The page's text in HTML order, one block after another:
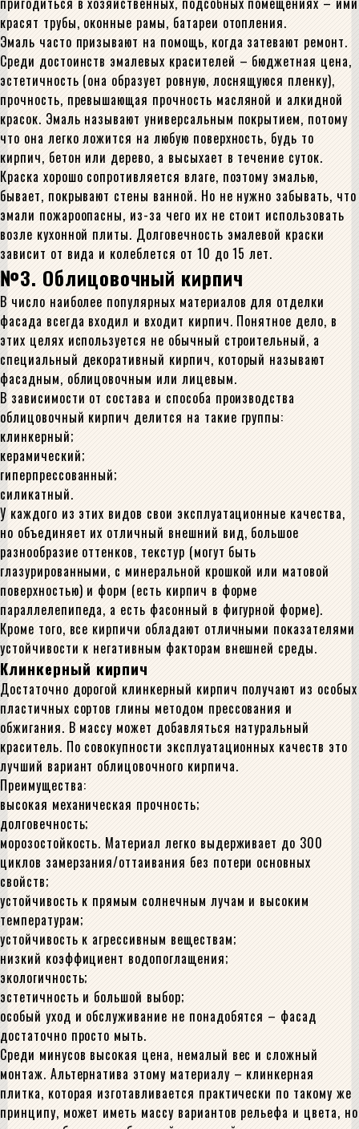
красят трубы, оконные рамы, батареи отопления.
Эмаль часто призывают на помощь, когда затевают ремонт.
Среди достоинств эмалевых красителей – бюджетная цена,
эстетичность (она образует ровную, лоснящуюся пленку),
прочность, превышающая прочность масляной и алкидной
красок. Эмаль называют универсальным покрытием, потому
что она легко ложится на любую поверхность, будь то
кирпич, бетон или дерево, а высыхает в течение суток.
Краска хорошо сопротивляется влаге, поэтому эмалью,
бывает, покрывают стены ванной. Но не нужно забывать, что
эмали пожароопасны, из-за чего их не стоит использовать
возле кухонной плиты. Долговечность эмалевой краски
зависит от вида и колеблется от 10 до 15 лет.
№3. Облицовочный кирпич
В число наиболее популярных материалов для отделки
фасада всегда входил и входит кирпич. Понятное дело, в
этих целях используется не обычный строительный, а
специальный декоративный кирпич, который называют
фасадным, облицовочным или лицевым.
В зависимости от состава и способа производства
облицовочный кирпич делится на такие группы:
клинкерный;
керамический;
гиперпрессованный;
силикатный.
У каждого из этих видов свои эксплуатационные качества,
но объединяет их отличный внешний вид, большое
разнообразие оттенков, текстур (могут быть
глазурированными, с минеральной крошкой или матовой
поверхностью) и форм (есть кирпич в форме
параллелепипеда, а есть фасонный в фигурной форме).
Кроме того, все кирпичи обладают отличными показателями
устойчивости к негативным факторам внешней среды.
Клинкерный кирпич
Достаточно дорогой клинкерный кирпич получают из особых
пластичных сортов глины методом прессования и
обжигания. В массу может добавляться натуральный
краситель. По совокупности эксплуатационных качеств это
лучший вариант облицовочного кирпича.
Преимущества:
высокая механическая прочность;
долговечность;
морозостойкость. Материал легко выдерживает до 300
циклов замерзания/оттаивания без потери основных
свойств;
устойчивость к прямым солнечным лучам и высоким
температурам;
устойчивость к агрессивным веществам;
низкий коэффициент водопоглащения;
экологичность;
эстетичность и большой выбор;
особый уход и обслуживание не понадобятся – фасад
достаточно просто мыть.
Среди минусов высокая цена, немалый вес и сложный
монтаж. Альтернатива этому материалу – клинкерная
плитка, которая изготавливается практически по такому же
принципу, может иметь массу вариантов рельефа и цвета, но